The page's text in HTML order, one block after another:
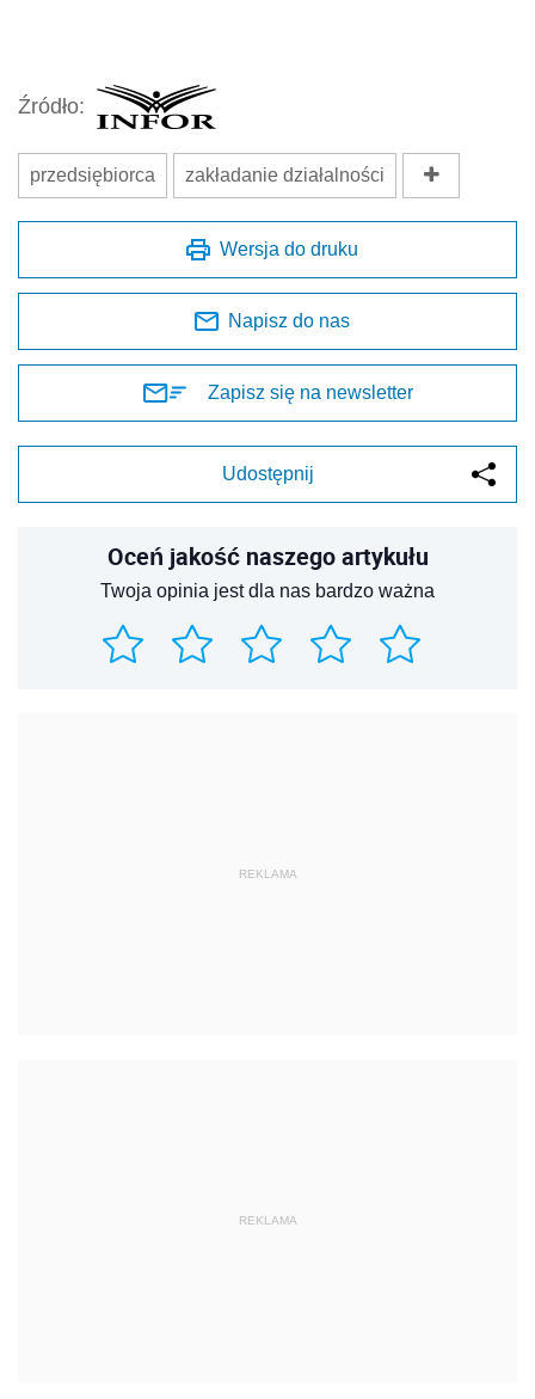
Źródło:
przedsiębiorca zakładanie działalności
Wersja do druku
Napisz do nas
Zapisz się na newsletter
Udostępnij
Oceń jakość naszego artykułu
Twoja opinia jest dla nas bardzo ważna
REKLAMA
REKLAMA